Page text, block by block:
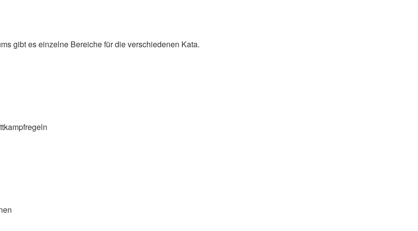
gibt es einzelne Bereiche für die verschiedenen Kata.